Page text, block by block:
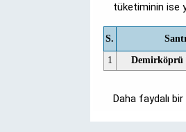
tüketiminin ise
S.
1 Demirköprü
Daha faydalı bir